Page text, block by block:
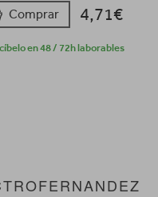
Comprar 4,71€
en 48 / 72h laborables